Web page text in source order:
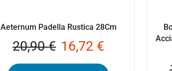
Aeternum Padella Rustica 28Cm
20,90€ 16,72 €